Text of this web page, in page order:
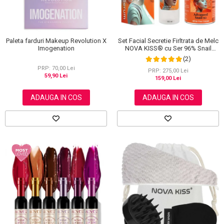
Paleta farduri Makeup Revolution X
Imogenation
PRP: 70,00 Lei
59,90 Lei
ADAUGA IN COS
Set Facial Secretie Firltrata de Melc
NOVA KISS® cu Ser 96% Snail
Power si Crema Advanced Snail 92
All in One
(2)
PRP: 275,00 Lei
159,00 Lei
ADAUGA IN COS